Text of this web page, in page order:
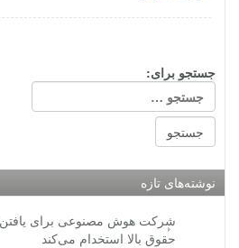
جستجو برای:
نوشته‌های تازه
شرکت هوش مصنوعی برای یافتن
حقوق بالا استخدام می‌کند